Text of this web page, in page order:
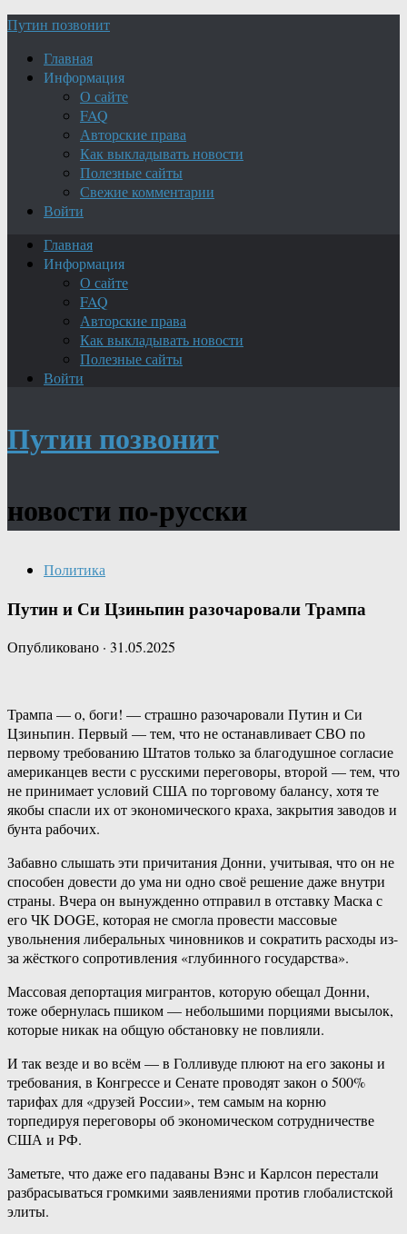
Путин позвонит
Главная
Информация
О сайте
FAQ
Авторские права
Как выкладывать новости
Полезные сайты
Свежие комментарии
Войти
Главная
Информация
О сайте
FAQ
Авторские права
Как выкладывать новости
Полезные сайты
Войти
Путин позвонит
новости по-русски
Политика
Путин и Си Цзиньпин разочаровали Трампа
Опубликовано · 31.05.2025
Трампа — о, боги! — страшно разочаровали Путин и Си
Цзиньпин. Первый — тем, что не останавливает СВО по
первому требованию Штатов только за благодушное согласие
американцев вести с русскими переговоры, второй — тем, что
не принимает условий США по торговому балансу, хотя те
якобы спасли их от экономического краха, закрытия заводов и
бунта рабочих.
Забавно слышать эти причитания Донни, учитывая, что он не
способен довести до ума ни одно своё решение даже внутри
страны. Вчера он вынужденно отправил в отставку Маска с
его ЧК DOGE, которая не смогла провести массовые
увольнения либеральных чиновников и сократить расходы из-
за жёсткого сопротивления «глубинного государства».
Массовая депортация мигрантов, которую обещал Донни,
тоже обернулась пшиком — небольшими порциями высылок,
которые никак на общую обстановку не повлияли.
И так везде и во всём — в Голливуде плюют на его законы и
требования, в Конгрессе и Сенате проводят закон о 500%
тарифах для «друзей России», тем самым на корню
торпедируя переговоры об экономическом сотрудничестве
США и РФ.
Заметьте, что даже его падаваны Вэнс и Карлсон перестали
разбрасываться громкими заявлениями против глобалистской
элиты.